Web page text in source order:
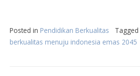
Posted in Pendidikan Berkualitas Tagged
berkualitas menuju indonesia emas 2045